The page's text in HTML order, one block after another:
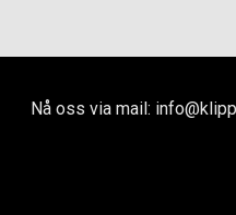
Nå oss via mail: